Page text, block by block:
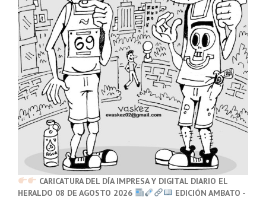
CARICATURA DEL DÍA IMPRESA Y DIGITAL DIARIO EL
HERALDO 08 DE AGOSTO 2026
EDICIÓN AMBATO -